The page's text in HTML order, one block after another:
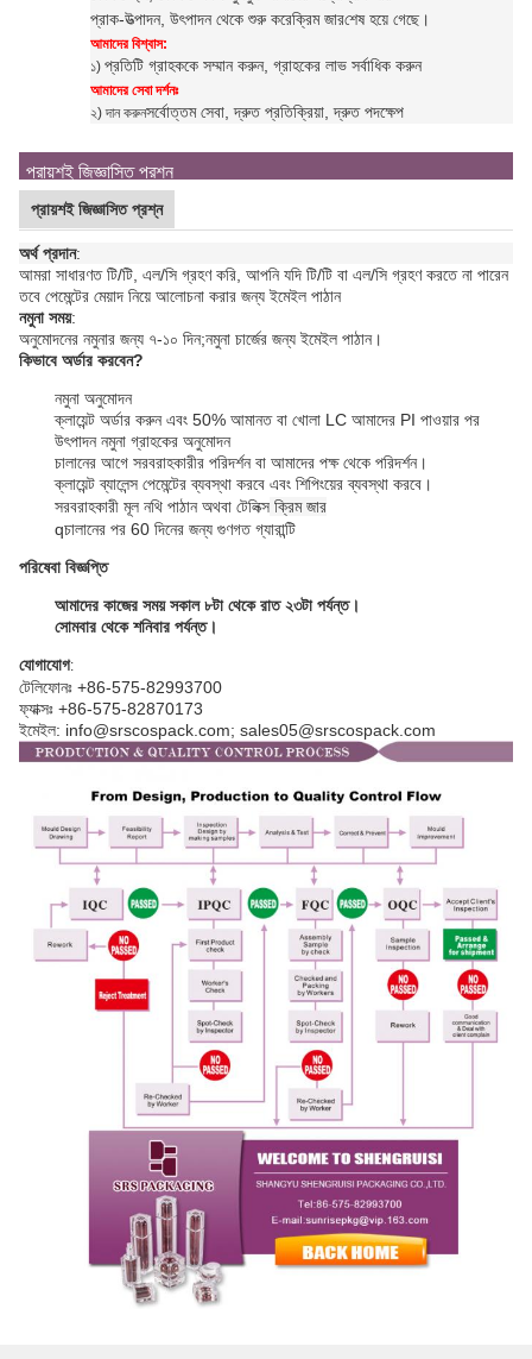
প্রাক-উত্পাদন, উৎপাদন থেকে শুরু করেক্রিম জারশেষ হয়ে গেছে।
আমাদের বিশ্বাস:
১) প্রতিটি গ্রাহককে সম্মান করুন, গ্রাহকের লাভ সর্বাধিক করুন
আমাদের সেবা দর্শনঃ
২) দান করুনসর্বোত্তম সেবা, দ্রুত প্রতিক্রিয়া, দ্রুত পদক্ষেপ
প্রায়শই জিজ্ঞাসিত প্রশ্ন
প্রায়শই জিজ্ঞাসিত প্রশ্ন
অর্থ প্রদান:
আমরা সাধারণত টি/টি, এল/সি গ্রহণ করি, আপনি যদি টি/টি বা এল/সি গ্রহণ করতে না পারেন
তবে পেমেন্টের মেয়াদ নিয়ে আলোচনা করার জন্য ইমেইল পাঠান
নমুনা সময়:
অনুমোদনের নমুনার জন্য ৭-১০ দিন;নমুনা চার্জের জন্য ইমেইল পাঠান।
কিভাবে অর্ডার করবেন?
নমুনা অনুমোদন
ক্লায়েন্ট অর্ডার করুন এবং 50% আমানত বা খোলা LC আমাদের PI পাওয়ার পর
উৎপাদন নমুনা গ্রাহকের অনুমোদন
চালানের আগে সরবরাহকারীর পরিদর্শন বা আমাদের পক্ষ থেকে পরিদর্শন।
ক্লায়েন্ট ব্যালেন্স পেমেন্টের ব্যবস্থা করবে এবং শিপিংয়ের ব্যবস্থা করবে।
সরবরাহকারী মূল নথি পাঠান অথবা টেলিক্স ক্রিম জার
qচালানের পর 60 দিনের জন্য গুণগত গ্যারান্টি
পরিষেবা বিজ্ঞপ্তি
আমাদের কাজের সময় সকাল ৮টা থেকে রাত ২৩টা পর্যন্ত।
সোমবার থেকে শনিবার পর্যন্ত।
যোগাযোগ:
টেলিফোনঃ +86-575-82993700
ফ্যাক্সঃ +86-575-82870173
ইমেইল: info@srscospack.com; sales05@srscospack.com